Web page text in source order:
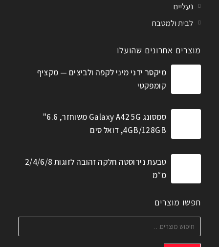
נעליים
לבית ולמטבח
מוצרים אחרונים שהועלו
מיקסר ידני מיני לקפה ולביצים — מקציף
קומפקטי
סמסונג Galaxy A42 5G משוחזר, 6.6"
4GB/128GB, דואל סים
טבעת נירוסטה חלקה זהובה לזוגות 2/4/6/8
מ״מ
חפשו מוצרים